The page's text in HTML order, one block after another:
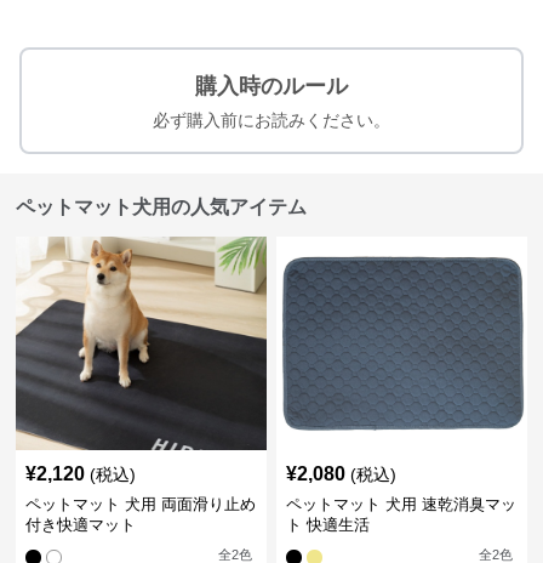
購入時のルール
必ず購入前にお読みください。
ペットマット犬用の人気アイテム
¥2,120 (税込)
ペットマット 犬用 両面滑り止め
付き快適マット
全2色
¥2,080 (税込)
ペットマット 犬用 速乾消臭マッ
ト 快適生活
全2色